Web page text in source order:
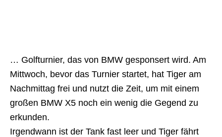
… Golfturnier, das von BMW gesponsert wird. Am
Mittwoch, bevor das Turnier startet, hat Tiger am
Nachmittag frei und nutzt die Zeit, um mit einem
großen BMW X5 noch ein wenig die Gegend zu
erkunden.
Irgendwann ist der Tank fast leer und Tiger fährt